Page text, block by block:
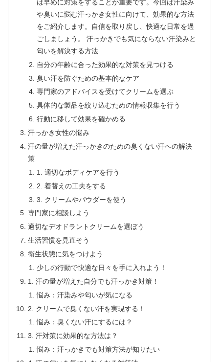
は早めに対策をすることが重要です。今回は汗染み
や臭いに悩む汗っかき女性に向けて、効果的な方法
をご紹介します。自信を取り戻し、快適な日常を過
ごしましょう。 汗っかきでも気にならない汗染みと
匂いを解決する方法
自分の年齢に合った効果的な対策を見つける
臭い汗を防ぐための基本的なケア
専門家のアドバイスを受けてクリームを選ぶ
具体的な製品を絞り込むための情報収集を行う
行動に移して効果を確かめる
汗っかき女性の悩み
汗の量が増えた汗っかきのための臭くない汗への解決
策
1. 適切なボディケアを行う
2. 着替えの工夫をする
3. クリームやパウダーを使う
専門家に相談しよう
適切なデオドラントクリームを選ぼう
生活習慣を見直そう
衛生状態に気をつけよう
少しの行動で快適な日々を手に入れよう！
1. 汗の量が増えた自分でも汗っかき対策！
悩み：汗染みや匂いが気になる
2. クリームで臭くない汗を実現する！
悩み：臭くない汗にするには？
3. 汗対策に効果的な方法は？
悩み：汗っかきでも対策方法が知りたい